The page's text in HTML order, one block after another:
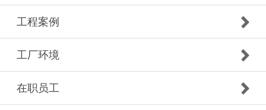
工程案例
工厂环境
在职员工